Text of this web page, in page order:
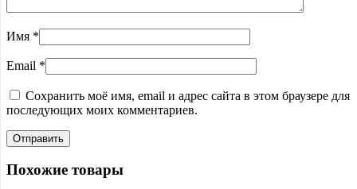
Имя *
Email *
Сохранить моё имя, email и адрес сайта в этом браузере для
последующих моих комментариев.
Похожие товары